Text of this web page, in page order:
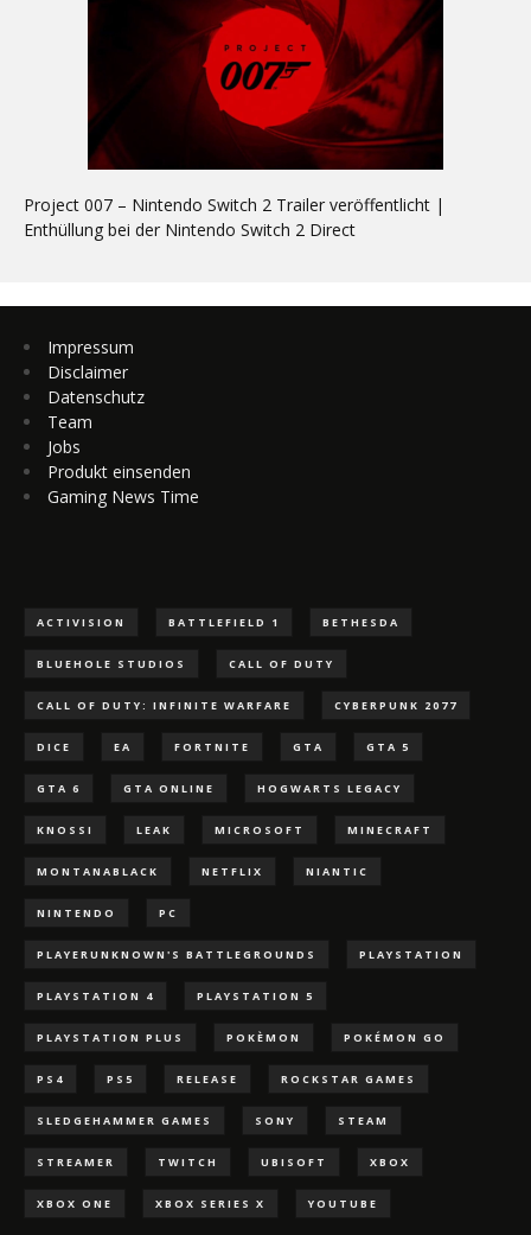
Project 007 – Nintendo Switch 2 Trailer veröffentlicht |
Enthüllung bei der Nintendo Switch 2 Direct
Impressum
Disclaimer
Datenschutz
Team
Jobs
Produkt einsenden
Gaming News Time
ACTIVISION BATTLEFIELD 1 BETHESDA
BLUEHOLE STUDIOS CALL OF DUTY
CALL OF DUTY: INFINITE WARFARE CYBERPUNK 2077
DICE EA FORTNITE GTA GTA 5
GTA 6 GTA ONLINE HOGWARTS LEGACY
KNOSSI LEAK MICROSOFT MINECRAFT
MONTANABLACK NETFLIX NIANTIC
NINTENDO PC
PLAYERUNKNOWN'S BATTLEGROUNDS PLAYSTATION
PLAYSTATION 4 PLAYSTATION 5
PLAYSTATION PLUS POKÈMON POKÉMON GO
PS4 PS5 RELEASE ROCKSTAR GAMES
SLEDGEHAMMER GAMES SONY STEAM
STREAMER TWITCH UBISOFT XBOX
XBOX ONE XBOX SERIES X YOUTUBE